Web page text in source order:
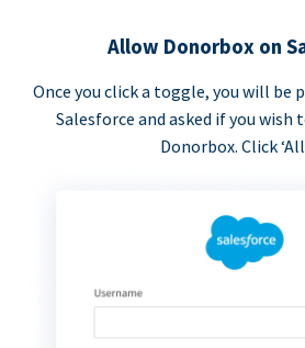
Allow Donorbox on
Once you click a toggle, you will
Salesforce and asked if you wish
Donorbox. Click